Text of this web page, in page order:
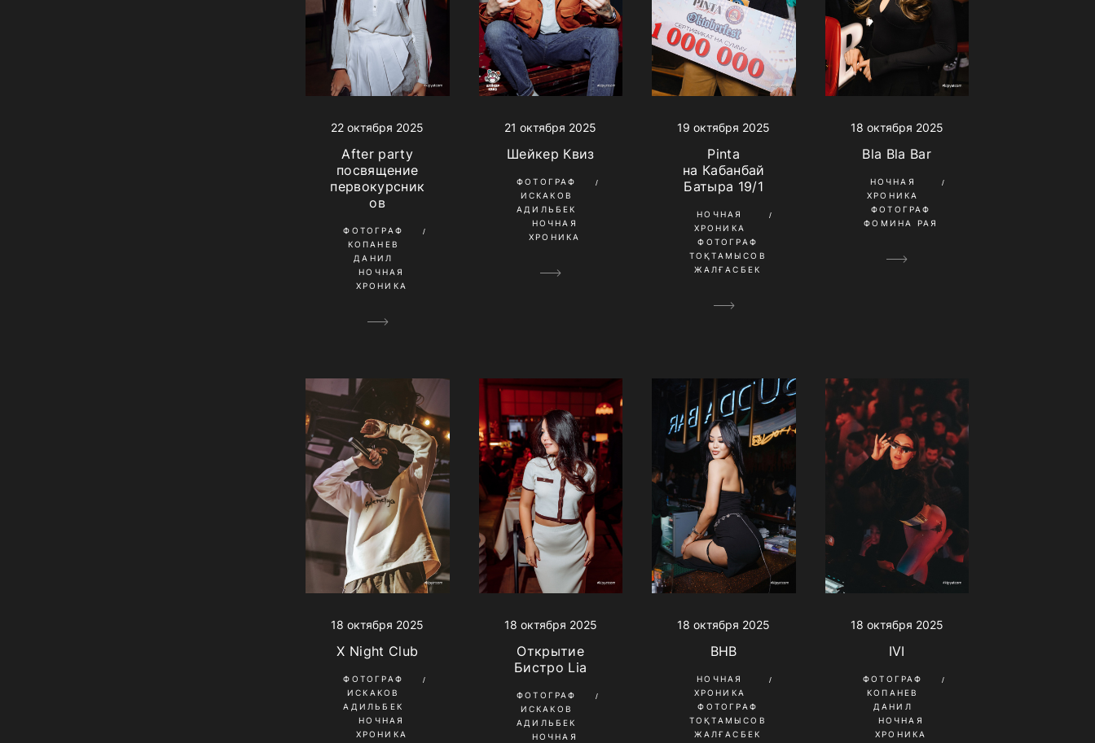
22 октября 2025
After party
посвящение
первокурсник
ов
ФОТОГРАФ
КОПАНЕВ
ДАНИЛ
НОЧНАЯ
ХРОНИКА
21 октября 2025
Шейкер Квиз
ФОТОГРАФ
ИСКАКОВ
АДИЛЬБЕК
НОЧНАЯ
ХРОНИКА
19 октября 2025
Pinta
на Кабанбай
Батыра 19/1
НОЧНАЯ
ХРОНИКА
ФОТОГРАФ
ТОҚТАМЫСОВ
ЖАЛҒАСБЕК
18 октября 2025
Bla Bla Bar
НОЧНАЯ
ХРОНИКА
ФОТОГРАФ
ФОМИНА РАЯ
18 октября 2025
X Night Club
ФОТОГРАФ
ИСКАКОВ
АДИЛЬБЕК
НОЧНАЯ
ХРОНИКА
18 октября 2025
Открытие
Бистро Lia
ФОТОГРАФ
ИСКАКОВ
АДИЛЬБЕК
НОЧНАЯ
18 октября 2025
BHB
НОЧНАЯ
ХРОНИКА
ФОТОГРАФ
ТОҚТАМЫСОВ
ЖАЛҒАСБЕК
18 октября 2025
IVI
ФОТОГРАФ
КОПАНЕВ
ДАНИЛ
НОЧНАЯ
ХРОНИКА